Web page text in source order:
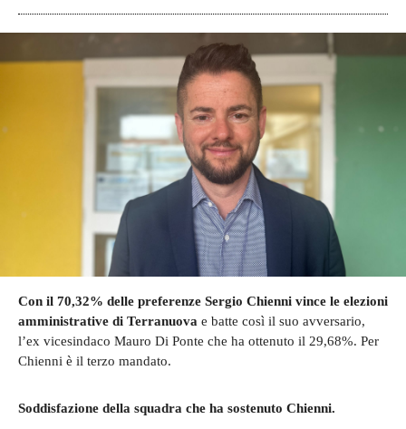
Con il 70,32% delle preferenze Sergio Chienni vince le elezioni
amministrative di Terranuova e batte così il suo avversario,
l’ex vicesindaco Mauro Di Ponte che ha ottenuto il 29,68%. Per
Chienni è il terzo mandato.
Soddisfazione della squadra che ha sostenuto Chienni.